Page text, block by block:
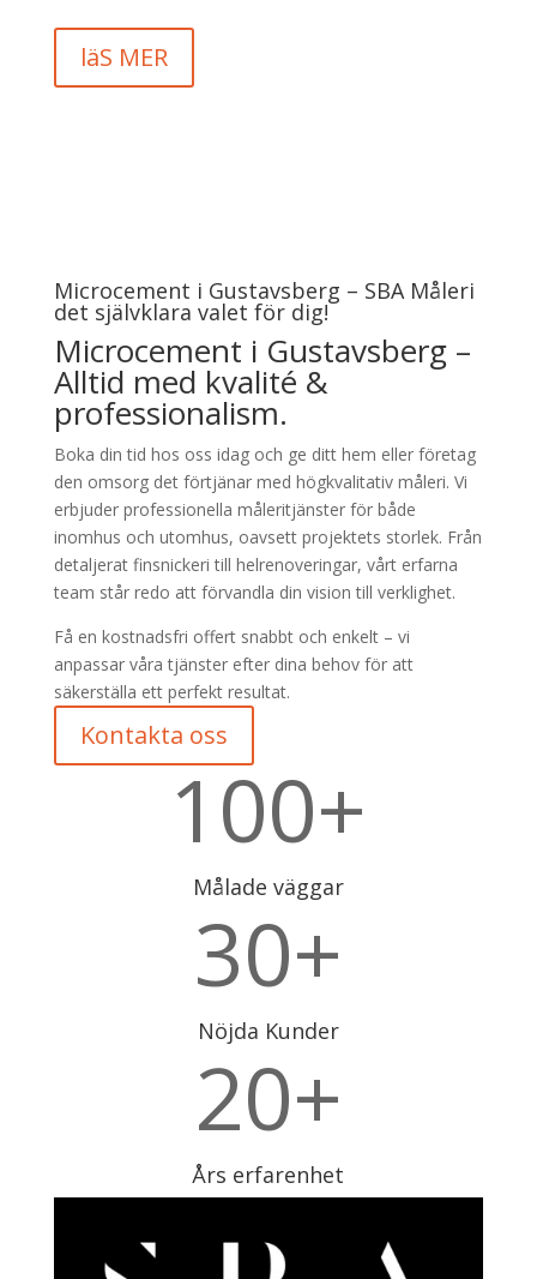
läS MER
Microcement i Gustavsberg – SBA Måleri
det självklara valet för dig!
Microcement i Gustavsberg –
Alltid med kvalité &
professionalism.
Boka din tid hos oss idag och ge ditt hem eller företag
den omsorg det förtjänar med högkvalitativ måleri. Vi
erbjuder professionella måleritjänster för både
inomhus och utomhus, oavsett projektets storlek. Från
detaljerat finsnickeri till helrenoveringar, vårt erfarna
team står redo att förvandla din vision till verklighet.
Få en kostnadsfri offert snabbt och enkelt – vi
anpassar våra tjänster efter dina behov för att
säkerställa ett perfekt resultat.
Kontakta oss
100+
Målade väggar
30+
Nöjda Kunder
20+
Års erfarenhet